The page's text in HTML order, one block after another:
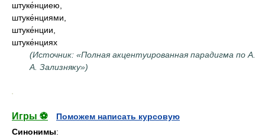
штуке́нциею,
штуке́нциями,
штуке́нции,
штуке́нциях
(Источник: «Полная акцентуированная парадигма по А.
А. Зализняку»)
Игры ⚽
Поможем написать курсовую
Синонимы: